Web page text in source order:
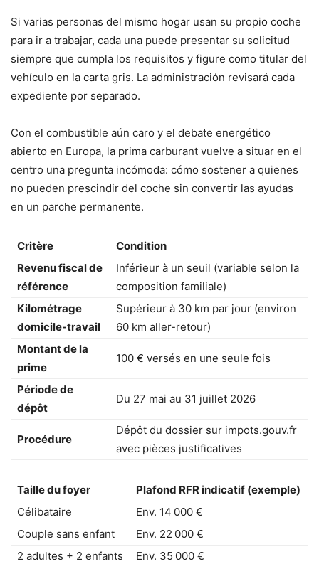
Si varias personas del mismo hogar usan su propio coche
para ir a trabajar, cada una puede presentar su solicitud
siempre que cumpla los requisitos y figure como titular del
vehículo en la carta gris. La administración revisará cada
expediente por separado.
Con el combustible aún caro y el debate energético
abierto en Europa, la prima carburant vuelve a situar en el
centro una pregunta incómoda: cómo sostener a quienes
no pueden prescindir del coche sin convertir las ayudas
en un parche permanente.
Critère
Condition
Revenu fiscal de
référence
Inférieur à un seuil (variable selon la
composition familiale)
Kilométrage
domicile-travail
Supérieur à 30 km par jour (environ
60 km aller-retour)
Montant de la
prime
100 € versés en une seule fois
Période de
dépôt
Du 27 mai au 31 juillet 2026
Procédure
Dépôt du dossier sur impots.gouv.fr
avec pièces justificatives
Taille du foyer
Plafond RFR indicatif (exemple)
Célibataire
Env. 14 000 €
Couple sans enfant
Env. 22 000 €
2 adultes + 2 enfants
Env. 35 000 €